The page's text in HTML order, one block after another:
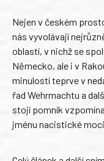
Nejen v českém
nás vyvolávají
oblastí, v nichž se
Německo, ale i v
minulostí teprve v
řad Wehrmachtu a
stojí pomník
jménu nacistické